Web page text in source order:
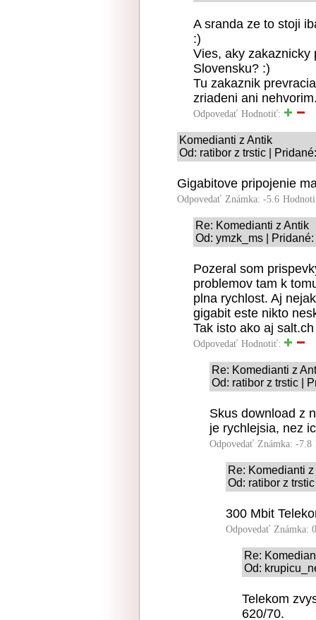
A sranda ze to stoji
:)
Vies, aky zakaznicky
Slovensku? :)
Tu zakaznik
zriadeni ani
Odpovedať Hodnotiť:
Komedianti z Antik
Od: ratibor z trstic |
Gigabitove pripojenie
Odpovedať Známka: -5.6
Re: Komedianti z Antik
Od: ymzk_ms |
Pozeral som
problemov tam k
plna rychlost. Aj
gigabit este nikto
Tak isto ako aj salt.ch
Odpovedať Hodnotiť:
Re: Komedianti z
Od: ratibor z trstic |
Skus download z
je rychlejsia, nez
Odpovedať Známka: -7.8
Re: Komedianti
Od: ratibor z
300 Mbit
Odpovedať Známka:
Re:
Od:
Telekom
620/70.